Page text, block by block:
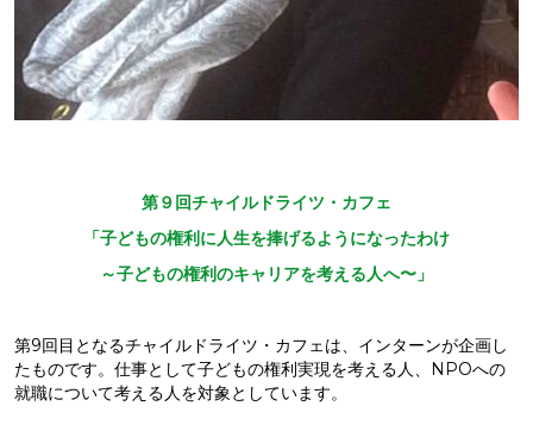
第９回チャイルドライツ・カフェ
「子どもの権利に人生を捧げるようになったわけ
～子どもの権利のキャリアを考える人へ〜」
第9回目となるチャイルドライツ・カフェは、インターンが企画し
たものです。仕事として子どもの権利実現を考える人、NPOへの
就職について考える人を対象としています。